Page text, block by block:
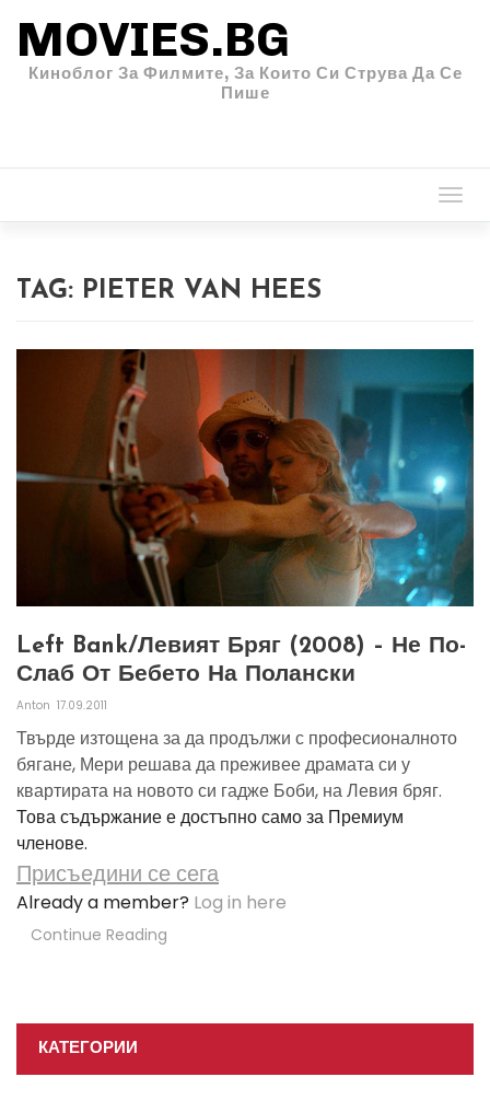
MOVIES.BG
Киноблог За Филмите, За Които Си Струва Да Се
Пише
TAG: PIETER VAN HEES
Left Bank/Левият Бряг (2008) – Не По-
Слаб От Бебето На Полански
Anton 17.09.2011
Твърде изтощена за да продължи с професионалното
бягане, Мери решава да преживее драмата си у
квартирата на новото си гадже Боби, на Левия бряг.
Това съдържание е достъпно само за Премиум
членове.
Присъедини се сега
Already a member? Log in here
Continue Reading
КАТЕГОРИИ